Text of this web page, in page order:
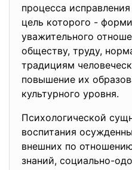
процесса
цель которого -
уважительного
обществу, труду,
традициям
повышение их
культурного уровня.
Психологической
воспитания
внешних по
знаний, социально-